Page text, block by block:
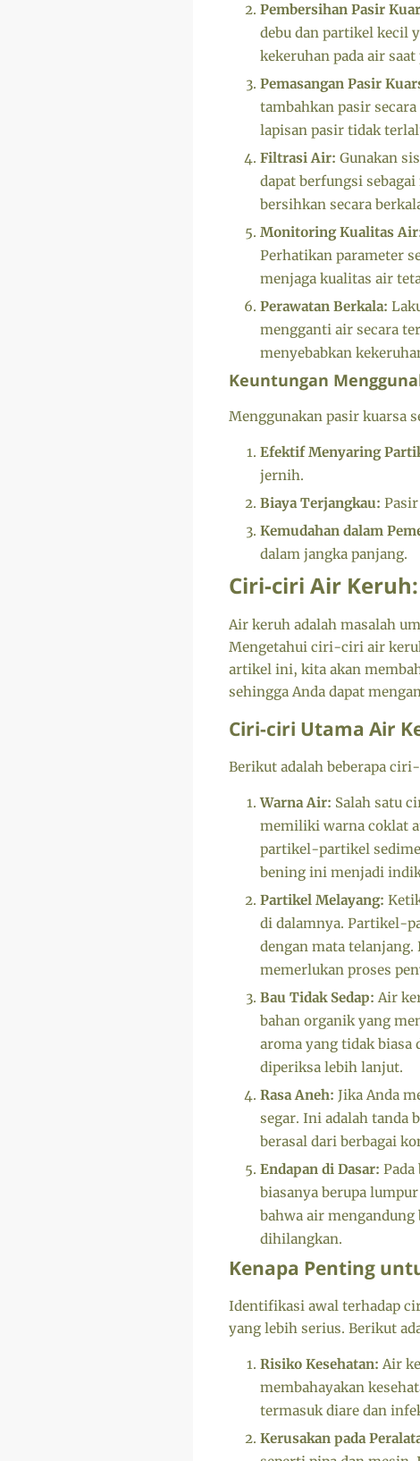
Pembersihan Pasir
debu dan partikel kecil
kekeruhan pada air
Pemasangan Pasir
tambahkan pasir
lapisan pasir tidak
Filtrasi Air: Gunakan
dapat berfungsi
bersihkan secara
Monitoring Kualitas
Perhatikan parameter
menjaga kualitas air
Perawatan Berkala:
mengganti air secara
menyebabkan
Keuntungan
Menggunakan pasir kuarsa
Efektif Menyaring
jernih.
Biaya Terjangkau:
Kemudahan dalam
dalam jangka panjang.
Ciri-ciri Air
Air keruh adalah masalah
Mengetahui ciri-ciri air
artikel ini, kita akan
sehingga Anda dapat
Ciri-ciri Utama Air
Berikut adalah beberapa
Warna Air: Salah satu
memiliki warna coklat
partikel-partikel
bening ini menjadi
Partikel Melayang:
di dalamnya. Partikel-
dengan mata
memerlukan proses
Bau Tidak Sedap: Air
bahan organik yang
aroma yang tidak
diperiksa lebih lanjut.
Rasa Aneh: Jika Anda
segar. Ini adalah tanda
berasal dari berbagai
Endapan di Dasar:
biasanya berupa
bahwa air
dihilangkan.
Kenapa Penting
Identifikasi awal terhadap
yang lebih serius. Berikut
Risiko Kesehatan: Air
membahayakan
termasuk diare dan
Kerusakan pada